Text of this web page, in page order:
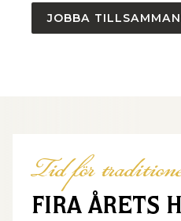
JOBBA
Tid för
FIRA ÅRETS